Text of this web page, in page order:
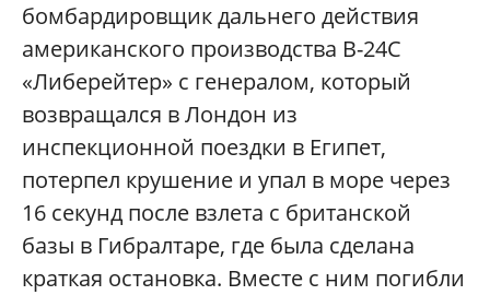
бомбардировщик дальнего действия
американского производства В-24С
«Либерейтер» с генералом, который
возвращался в Лондон из
инспекционной поездки в Египет,
потерпел крушение и упал в море через
16 секунд после взлета с британской
базы в Гибралтаре, где была сделана
краткая остановка. Вместе с ним погибли